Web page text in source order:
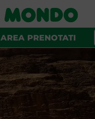
AREA PRENOTATI